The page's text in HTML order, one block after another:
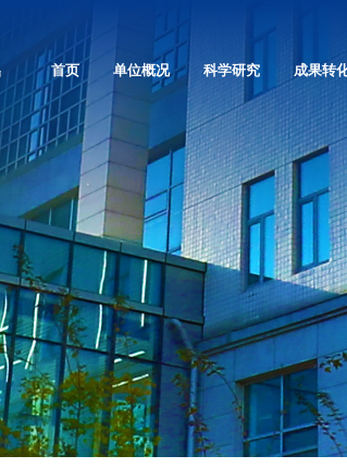
首页 单位概况 科学研究 成果转